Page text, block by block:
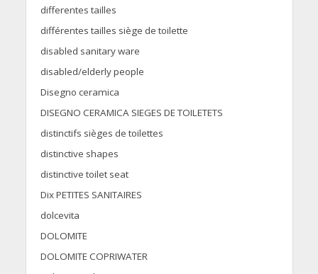
differentes tailles
différentes tailles siège de toilette
disabled sanitary ware
disabled/elderly people
Disegno ceramica
DISEGNO CERAMICA SIEGES DE TOILETETS
distinctifs sièges de toilettes
distinctive shapes
distinctive toilet seat
Dix PETITES SANITAIRES
dolcevita
DOLOMITE
DOLOMITE COPRIWATER